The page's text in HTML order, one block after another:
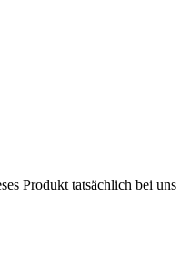
Produkt tatsächlich bei